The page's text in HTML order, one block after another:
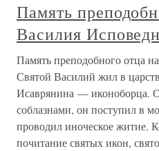
Память
Василия
Память преподобного отца
Святой Василий жил в
Исаврянина — иконоборца.
соблазнами, он поступил в
проводил иноческое житие.
почитание святых икон,